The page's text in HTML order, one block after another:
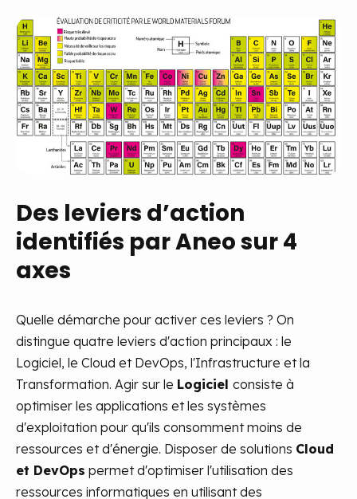
Des leviers d’action
identifiés par Aneo sur 4
axes
Quelle démarche pour activer ces leviers ? On
distingue quatre leviers d'action principaux : le
Logiciel, le Cloud et DevOps, l'Infrastructure et la
Transformation. Agir sur le Logiciel consiste à
optimiser les applications et les systèmes
d'exploitation pour qu'ils consomment moins de
ressources et d'énergie. Disposer de solutions Cloud
et DevOps permet d'optimiser l'utilisation des
ressources informatiques en utilisant des